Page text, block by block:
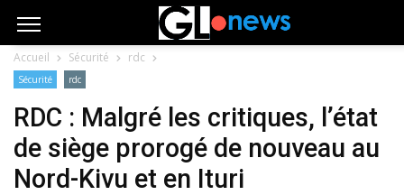
Accueil Sécurité rdc
Sécurité rdc
RDC : Malgré les critiques, l’état
de siège prorogé de nouveau au
Nord-Kivu et en Ituri